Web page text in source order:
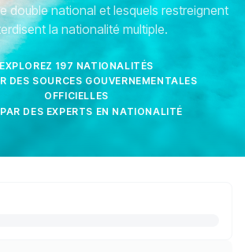
double national et lesquels restreignent
la nationalité multiple.
EXPLOREZ 197 NATIONALITÉS
DES SOURCES GOUVERNEMENTALES
OFFICIELLES
DES EXPERTS EN NATIONALITÉ